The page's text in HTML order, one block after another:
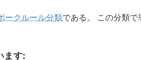
ークルール分類である。 この分類で
ます: